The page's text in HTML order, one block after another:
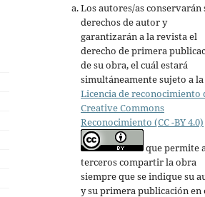
Los autores/as conservarán
derechos de autor y
garantizarán a la revista el
derecho de primera
de su obra, el cuál estará
simultáneamente sujeto a la
Licencia de reconocimiento
Creative Commons
Reconocimiento (CC -BY 4.0)
que permite a
terceros compartir la obra
siempre que se indique su
y su primera publicación en